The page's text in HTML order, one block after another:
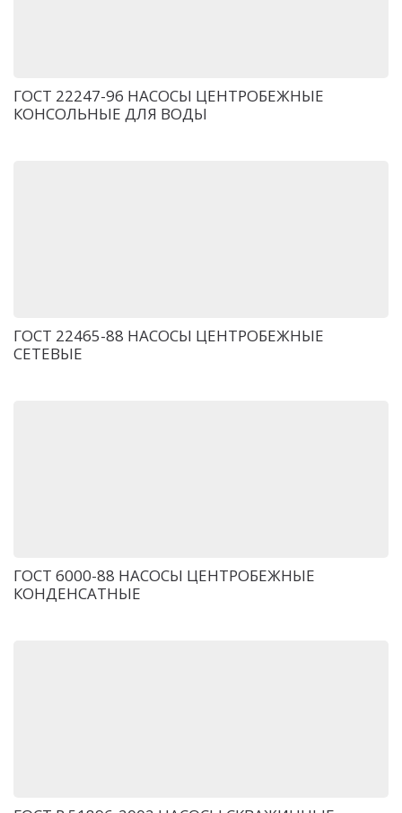
ГОСТ 22247-96 НАСОСЫ ЦЕНТРОБЕЖНЫЕ
КОНСОЛЬНЫЕ ДЛЯ ВОДЫ
ГОСТ 22465-88 НАСОСЫ ЦЕНТРОБЕЖНЫЕ
СЕТЕВЫЕ
ГОСТ 6000-88 НАСОСЫ ЦЕНТРОБЕЖНЫЕ
КОНДЕНСАТНЫЕ